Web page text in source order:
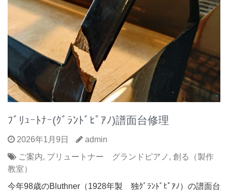
ﾌﾞﾘｭｰﾄﾅｰ(ｸﾞﾗﾝﾄﾞﾋﾟｱﾉ)譜面台修理
2026年1月9日
admin
ご案内, ブリュートナー グランドピアノ , 創る（製作
教室）
今年98歳のBluthner（1928年製 独ｸﾞﾗﾝﾄﾞﾋﾟｱﾉ）の譜面台